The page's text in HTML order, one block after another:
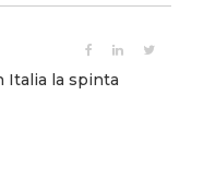
Italia la spinta